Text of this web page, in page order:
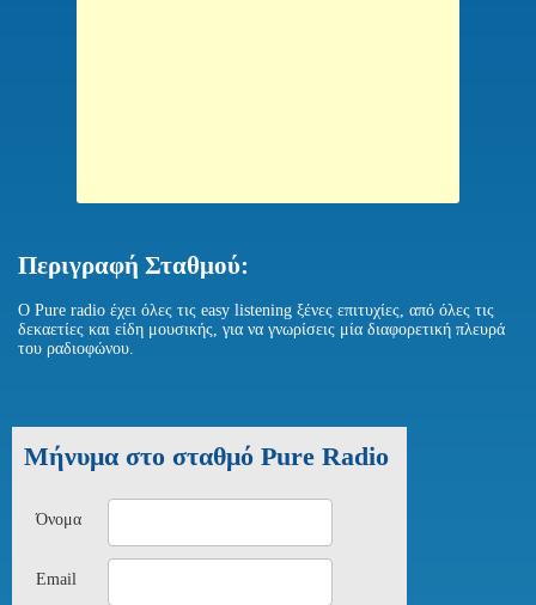
Περιγραφή Σταθμού:
Ο Pure radio έχει όλες τις easy listening ξένες επιτυχίες, από όλες τις
δεκαετίες και είδη μουσικής, για να γνωρίσεις μία διαφορετική πλευρά
του ραδιοφώνου.
Μήνυμα στο σταθμό Pure Radio
Όνομα
Email